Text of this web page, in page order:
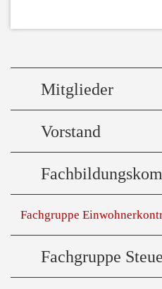
Mitglieder
Vorstand
Fachgruppe
Fachgruppe